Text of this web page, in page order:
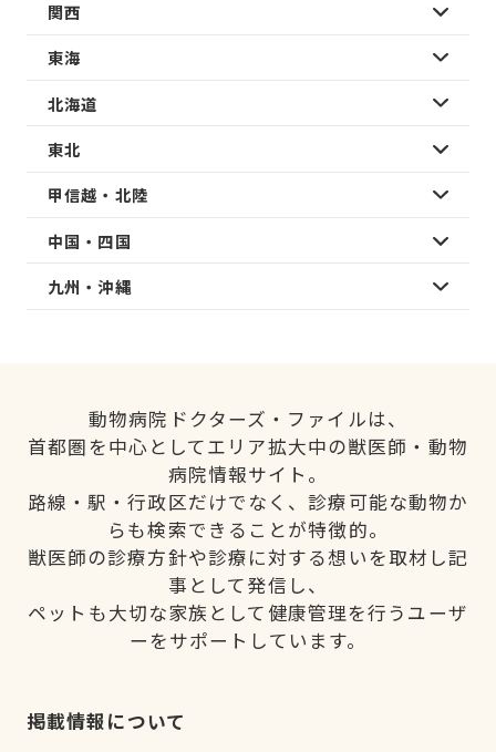
関西
東海
北海道
東北
甲信越・北陸
中国・四国
九州・沖縄
動物病院ドクターズ・ファイルは、
首都圏を中心としてエリア拡大中の獣医師・動物
病院情報サイト。
路線・駅・行政区だけでなく、診療可能な動物か
らも検索できることが特徴的。
獣医師の診療方針や診療に対する想いを取材し記
事として発信し、
ペットも大切な家族として健康管理を行うユーザ
ーをサポートしています。
掲載情報について